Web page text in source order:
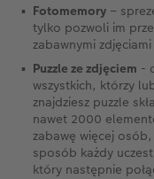
Fotomemory –
tylko pozwoli im
zabawnymi
Puzzle ze zdjęciem -
wszystkich, którzy
znajdziesz puzzle
nawet 2000
zabawę więcej
sposób każdy
który następnie